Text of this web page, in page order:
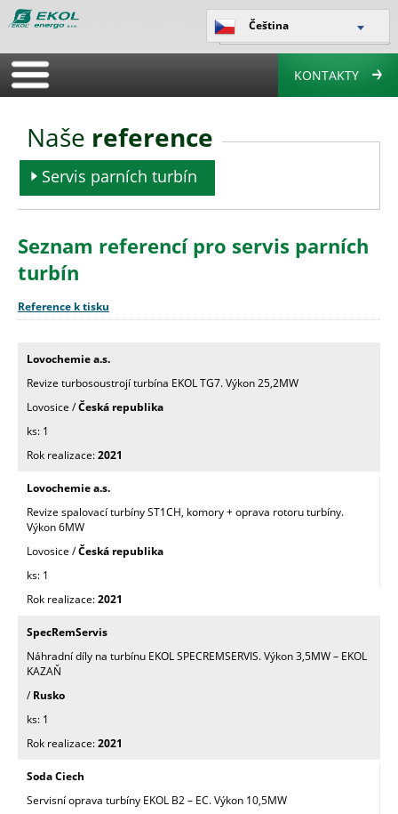
Čeština
KONTAKTY
Naše reference
Servis parních turbín
Seznam referencí pro servis parních
turbín
Reference k tisku
Lovochemie a.s.
Revize turbosoustrojí turbína EKOL TG7. Výkon 25,2MW
Lovosice /Česká republika
1
2021
Lovochemie a.s.
Revize spalovací turbíny ST1CH, komory + oprava rotoru turbíny.
Výkon 6MW
Lovosice /Česká republika
1
2021
SpecRemServis
Náhradní díly na turbínu EKOL SPECREMSERVIS. Výkon 3,5MW – EKOL
KAZAŇ
/Rusko
1
2021
Soda Ciech
Servisní oprava turbíny EKOL B2 – EC. Výkon 10,5MW